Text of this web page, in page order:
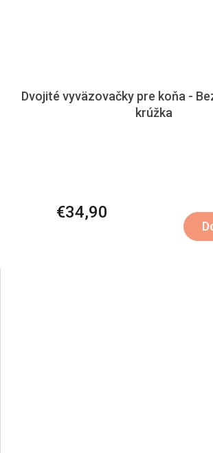
Dvojité vyväzovačky pre koňa -
krúžka
€34,90